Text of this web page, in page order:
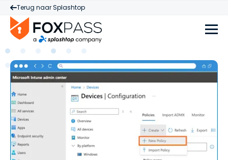
Terug naar Splashtop